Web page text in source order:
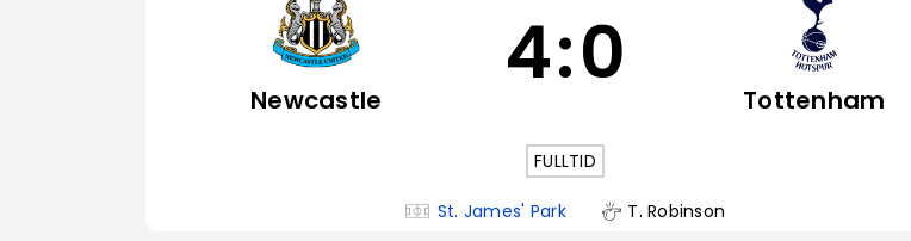
Newcastle 4:0 Tottenham
FULLTID
St. James' Park T. Robinson